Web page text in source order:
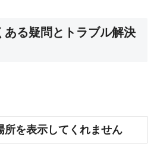
ある疑問とトラブル解決
所を表示してくれません